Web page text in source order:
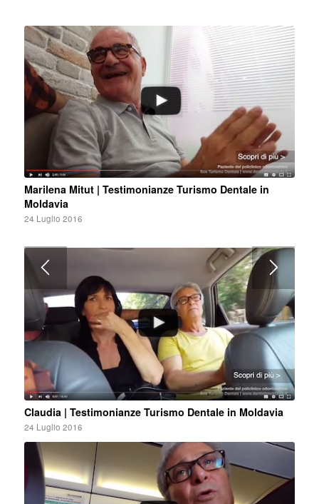
Marilena Mitut | Testimonianze Turismo Dentale in
Moldavia
24 Luglio 2016
Claudia | Testimonianze Turismo Dentale in Moldavia
24 Luglio 2016